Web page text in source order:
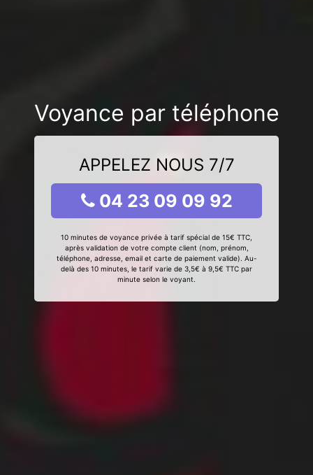
Voyance par téléphone
APPELEZ NOUS 7/7
04 23 09 09 92
10 minutes de voyance privée à tarif spécial de 15€ TTC,
après validation de votre compte client (nom, prénom,
téléphone, adresse, email et carte de paiement valide). Au-
delà des 10 minutes, le tarif varie de 3,5€ à 9,5€ TTC par
minute selon le voyant.